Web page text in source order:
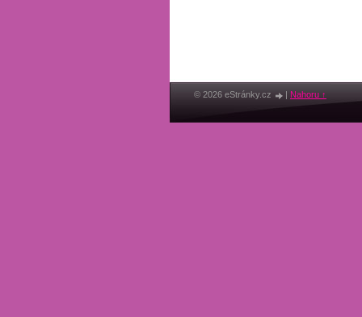
© 2026 eStránky.cz | Nahoru ↑